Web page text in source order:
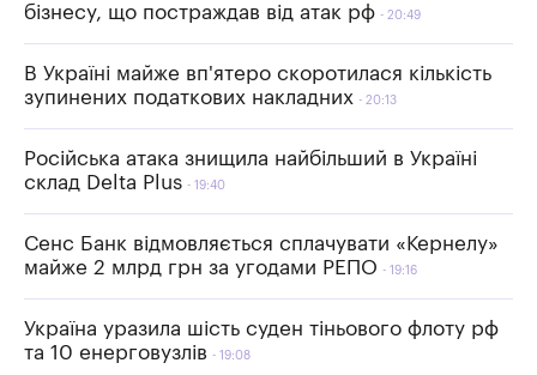
бізнесу, що постраждав від атак рф
20:49
В Україні майже вп'ятеро скоротилася кількість
зупинених податкових накладних
20:13
Російська атака знищила найбільший в Україні
склад Delta Plus
19:40
Сенс Банк відмовляється сплачувати «Кернелу»
майже 2 млрд грн за угодами РЕПО
19:16
Україна уразила шість суден тіньового флоту рф
та 10 енерговузлів
19:08